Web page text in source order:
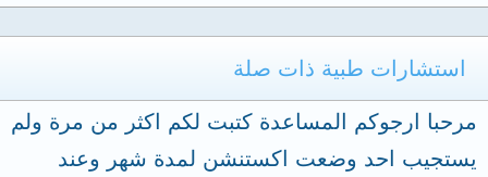
استشارات طبية ذات صلة
مرحبا ارجوكم المساعدة كتبت لكم اكثر من مرة ولم
يستجيب احد وضعت اكستنشن لمدة شهر وعند